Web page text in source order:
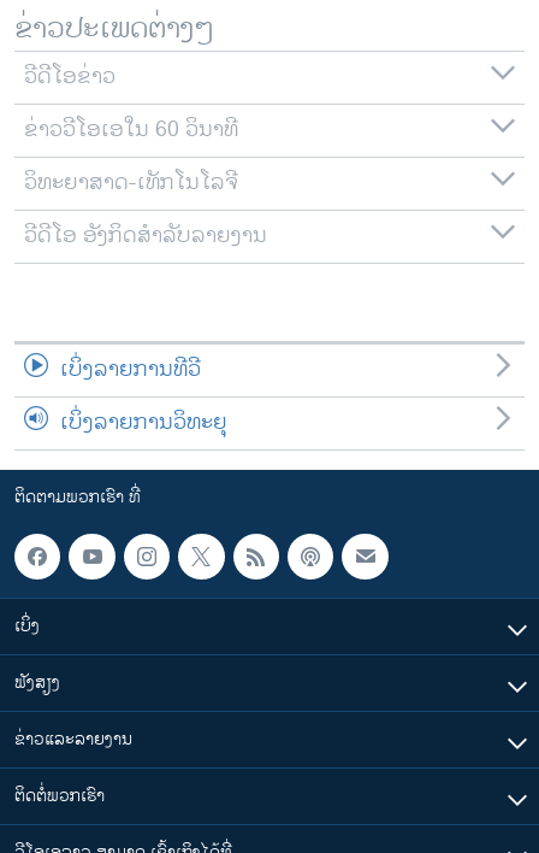
ລາຍການກະຈາຍສຽງ
ລາຍງານ
ຕິດຕາມພວກເຮົາ ທີ່
ພາສາຕ່າງໆ
ຂ່າວປະເພດຕ່າງໆ
ວີດີໂອຂ່າວ
ຂ່າວວີໂອເອໃນ 60 ວິນາທີ
ວິທະຍາສາດ-ເທັກໂນໂລຈີ
ວີດີໂອ ອັງກິດສຳລັບລາຍງານ
ເບິ່ງລາຍການທີວີ
ເບິ່ງລາຍການວິທະຍຸ
ຕິດຕາມພວກເຮົາ ທີ່
ເບິ່ງ
ຟັງສຽງ
ຂ່າວແລະລາຍງານ
ຕິດຕໍ່ພວກເຮົາ